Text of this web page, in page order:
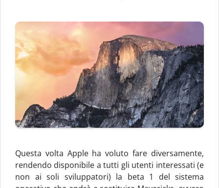
Questa volta Apple ha voluto fare diversamente,
rendendo disponibile a tutti gli utenti interessati (e
non ai soli sviluppatori) la beta 1 del sistema